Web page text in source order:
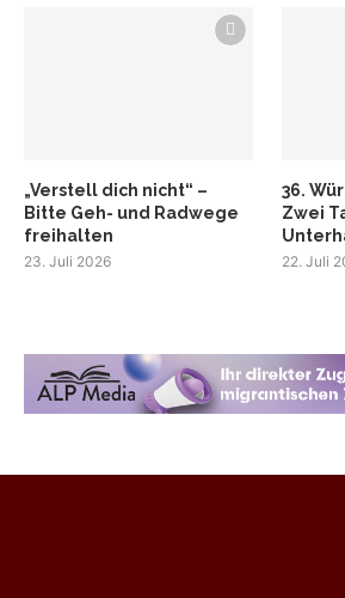
„Verstell dich nicht“ –
Bitte Geh- und Radwege
freihalten
23. Juli 2026
36.
Zwei
22. Juli